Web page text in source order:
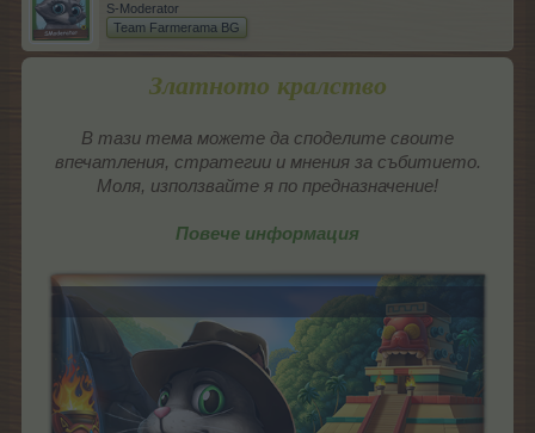
S-Moderator
Team Farmerama BG
Златното кралство
В тази тема можете да споделите своите
впечатления, стратегии и мнения за събитието.
Моля, използвайте я по предназначение!
Повече информация